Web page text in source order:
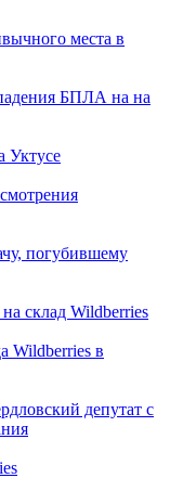
места в
БПЛА на на
Уктусе
погубившему
склад Wildberries
Wildberries в
депутат с